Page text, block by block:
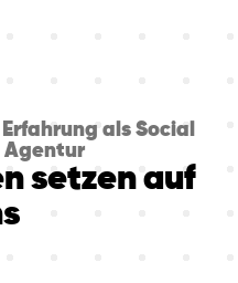
als Social
Agentur
setzen auf